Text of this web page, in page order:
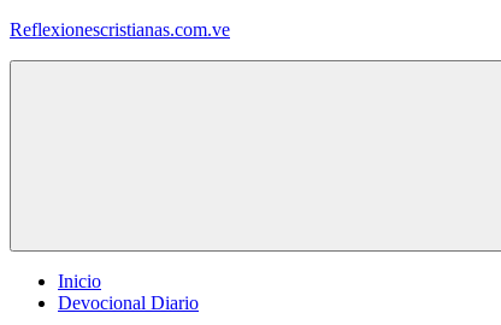
Saltar
Reflexionescristianas.com.ve
Inicio
Devocional Diario